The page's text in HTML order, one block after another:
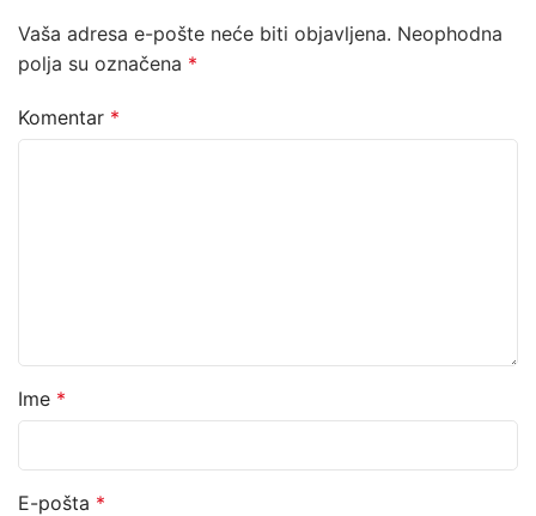
Vaša adresa e-pošte neće biti objavljena. Neophodna
polja su označena *
Komentar *
Ime *
E-pošta *